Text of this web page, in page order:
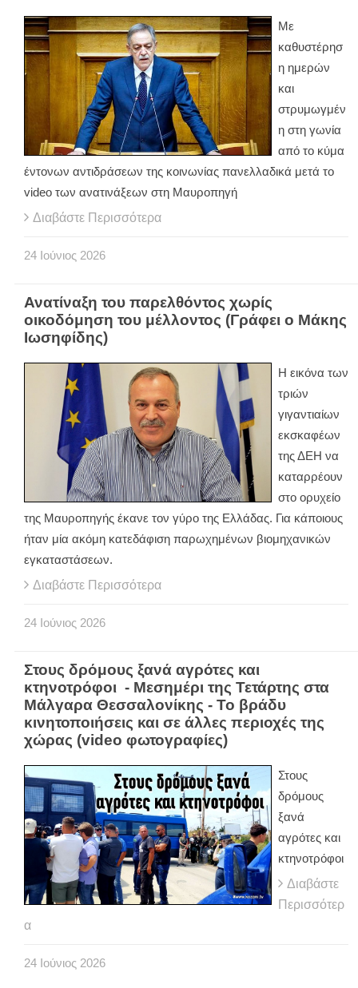
Με
καθυστέρησ
η ημερών
και
στρυμωγμέν
η στη γωνία
από το κύμα
έντονων αντιδράσεων της κοινωνίας πανελλαδικά μετά το
video των ανατινάξεων στη Μαυροπηγή
Διαβάστε Περισσότερα
24 Ιούνιος 2026
Ανατίναξη του παρελθόντος χωρίς
οικοδόμηση του μέλλοντος (Γράφει ο Μάκης
Ιωσηφίδης)
Η εικόνα των
τριών
γιγαντιαίων
εκσκαφέων
της ΔΕΗ να
καταρρέουν
στο ορυχείο
της Μαυροπηγής έκανε τον γύρο της Ελλάδας. Για κάποιους
ήταν μία ακόμη κατεδάφιση παρωχημένων βιομηχανικών
εγκαταστάσεων.
Διαβάστε Περισσότερα
24 Ιούνιος 2026
Στους δρόμους ξανά αγρότες και
κτηνοτρόφοι - Μεσημέρι της Τετάρτης στα
Μάλγαρα Θεσσαλονίκης - Το βράδυ
κινητοποιήσεις και σε άλλες περιοχές της
χώρας (video φωτογραφίες)
Στους
δρόμους
ξανά
αγρότες και
κτηνοτρόφοι
Διαβάστε
Περισσότερ
α
24 Ιούνιος 2026